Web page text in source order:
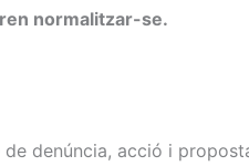
normalitzar-se.
denúncia, acció i